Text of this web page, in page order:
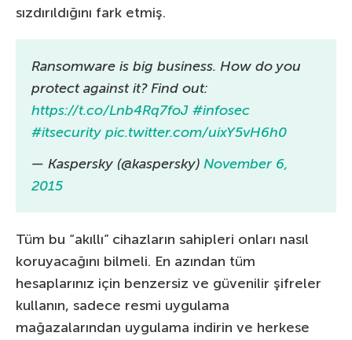
sızdırıldığını fark etmiş.
Ransomware is big business. How do you
protect against it? Find out:
https://t.co/Lnb4Rq7foJ #infosec
#itsecurity pic.twitter.com/uixY5vH6h0
— Kaspersky (@kaspersky) November 6,
2015
Tüm bu “akıllı” cihazların sahipleri onları nasıl
koruyacağını bilmeli. En azından tüm
hesaplarınız için benzersiz ve güvenilir şifreler
kullanın, sadece resmi uygulama
mağazalarından uygulama indirin ve herkese